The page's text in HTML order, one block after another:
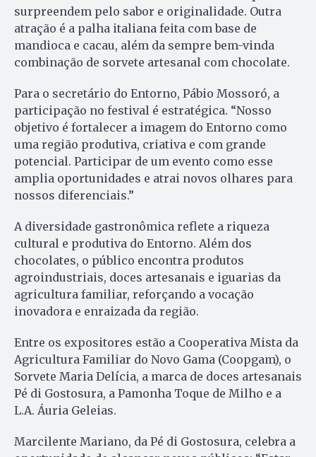
surpreendem pelo sabor e originalidade. Outra
atração é a palha italiana feita com base de
mandioca e cacau, além da sempre bem-vinda
combinação de sorvete artesanal com chocolate.
Para o secretário do Entorno, Pábio Mossoró, a
participação no festival é estratégica. “Nosso
objetivo é fortalecer a imagem do Entorno como
uma região produtiva, criativa e com grande
potencial. Participar de um evento como esse
amplia oportunidades e atrai novos olhares para
nossos diferenciais.”
A diversidade gastronômica reflete a riqueza
cultural e produtiva do Entorno. Além dos
chocolates, o público encontra produtos
agroindustriais, doces artesanais e iguarias da
agricultura familiar, reforçando a vocação
inovadora e enraizada da região.
Entre os expositores estão a Cooperativa Mista da
Agricultura Familiar do Novo Gama (Coopgam), o
Sorvete Maria Delícia, a marca de doces artesanais
Pé di Gostosura, a Pamonha Toque de Milho e a
L.A. Áuria Geleias.
Marcilente Mariano, da Pé di Gostosura, celebra a